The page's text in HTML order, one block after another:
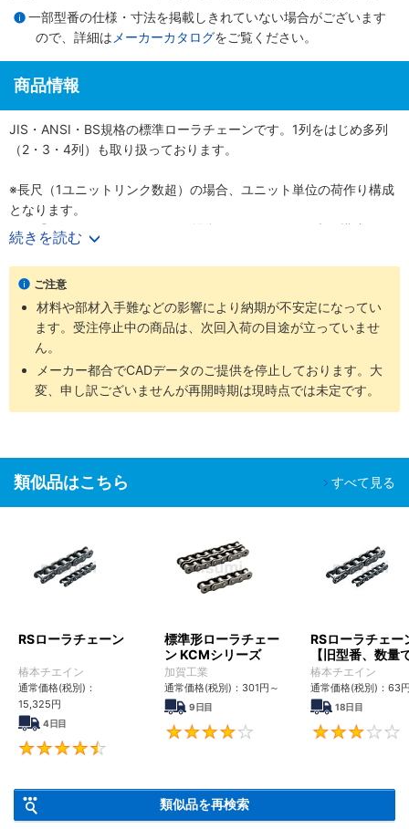
一部型番の仕様・寸法を掲載しきれていない場合がございます
ので、詳細は メーカーカタログをご覧ください。
商品情報
JIS・ANSI・BS規格の標準ローラチェーンです。1列をはじめ多列
（2・3・4列）も取り扱っております。
※長尺（1ユニットリンク数超）の場合、ユニット単位の荷作り構成
となります。
例）『60-1RP-1600リンク』の場合、160リンク×10本の構成とな
ります。
続きを読む
ご注意
材料や部材入手難などの影響により納期が不安定になってい
ます。受注停止中の商品は、次回入荷の目途が立っていませ
ん。
メーカー都合でCADデータのご提供を停止しております。大
変、申し訳ございませんが再開時期は現時点では未定です。
類似品はこちら すべて見る
RSローラチェーン
椿本チエイン
通常価格(税別)：
15,325円
4日目
標準形ローラチェー
ン KCMシリーズ
加賀工業
通常価格(税別)： 301円 ～
9日目
4
RSローラチェー
【旧型番、数量
ンク数指定】
椿本チエイン
通常価格(税別)： 63
18日目
類似品を再検索